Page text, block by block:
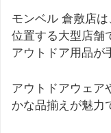
モンベル 倉敷店
位置する大型店舗
アウトドア用品が
アウトドアウェア
かな品揃えが魅力